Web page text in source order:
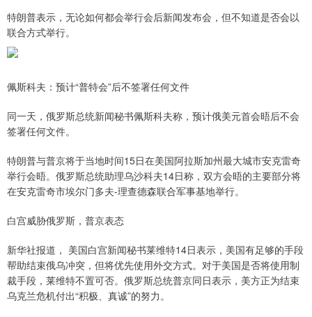
特朗普表示，无论如何都会举行会后新闻发布会，但不知道是否会以
联合方式举行。
佩斯科夫：预计“普特会”后不签署任何文件
同一天，俄罗斯总统新闻秘书佩斯科夫称，预计俄美元首会晤后不会
签署任何文件。
特朗普与普京将于当地时间15日在美国阿拉斯加州最大城市安克雷奇
举行会晤。俄罗斯总统助理乌沙科夫14日称，双方会晤的主要部分将
在安克雷奇市埃尔门多夫-理查德森联合军事基地举行。
白宫威胁俄罗斯，普京表态
新华社报道， 美国白宫新闻秘书莱维特14日表示，美国有足够的手段
帮助结束俄乌冲突，但将优先使用外交方式。对于美国是否将使用制
裁手段，莱维特不置可否。俄罗斯总统普京同日表示，美方正为结束
乌克兰危机付出“积极、真诚”的努力。